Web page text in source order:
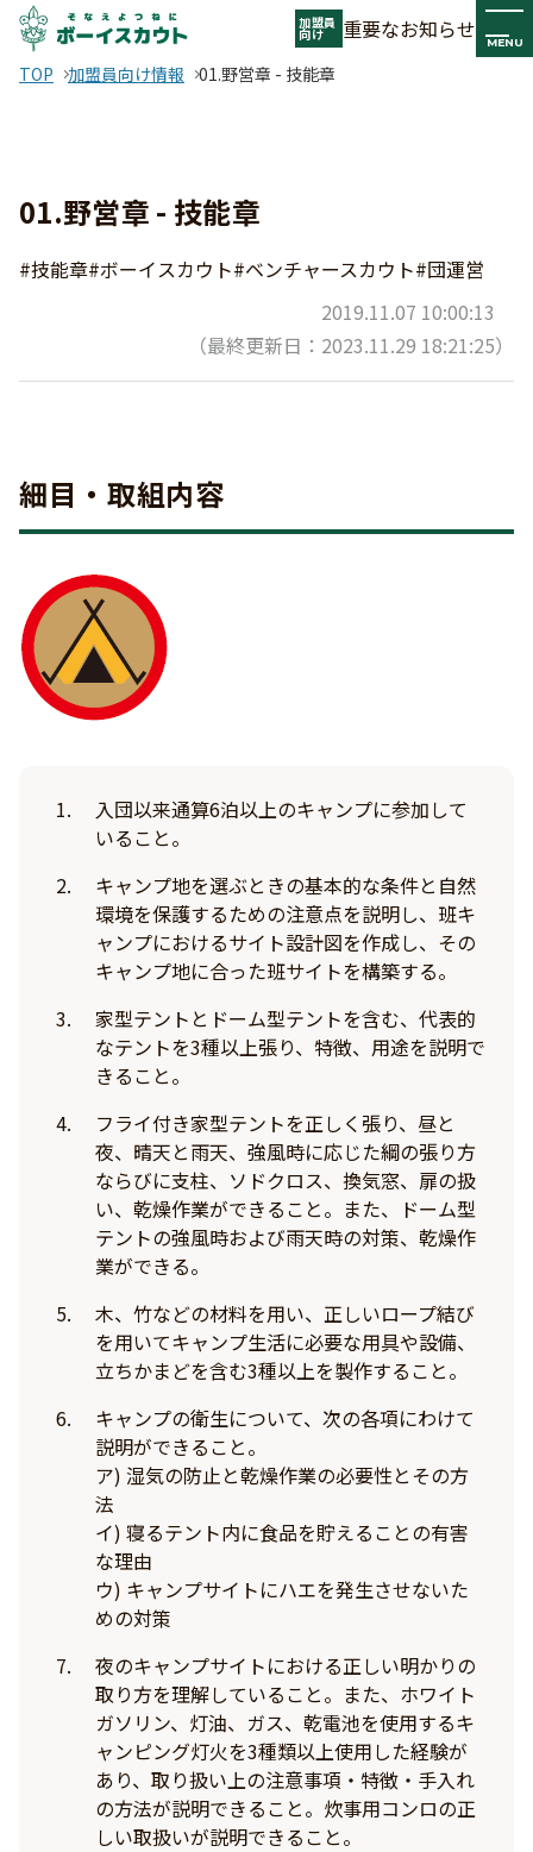
加盟員
向け 重要なお知らせ MENU
TOP 加盟員向け情報 01.野営章 - 技能章
01.野営章 - 技能章
#技能章#ボーイスカウト#ベンチャースカウト#団運営
2019.11.07 10:00:13
（最終更新日：2023.11.29 18:21:25）
細目・取組内容
入団以来通算6泊以上のキャンプに参加して
いること。
キャンプ地を選ぶときの基本的な条件と自然
環境を保護するための注意点を説明し、班キ
ャンプにおけるサイト設計図を作成し、その
キャンプ地に合った班サイトを構築する。
家型テントとドーム型テントを含む、代表的
なテントを3種以上張り、特徴、用途を説明で
きること。
フライ付き家型テントを正しく張り、昼と
夜、晴天と雨天、強風時に応じた綱の張り方
ならびに支柱、ソドクロス、換気窓、扉の扱
い、乾燥作業ができること。また、ドーム型
テントの強風時および雨天時の対策、乾燥作
業ができる。
木、竹などの材料を用い、正しいロープ結び
を用いてキャンプ生活に必要な用具や設備、
立ちかまどを含む3種以上を製作すること。
キャンプの衛生について、次の各項にわけて
説明ができること。
ア) 湿気の防止と乾燥作業の必要性とその方
法
イ) 寝るテント内に食品を貯えることの有害
な理由
ウ) キャンプサイトにハエを発生させないた
めの対策
夜のキャンプサイトにおける正しい明かりの
取り方を理解していること。また、ホワイト
ガソリン、灯油、ガス、乾電池を使用するキ
ャンピング灯火を3種類以上使用した経験が
あり、取り扱い上の注意事項・特徴・手入れ
の方法が説明できること。炊事用コンロの正
しい取扱いが説明できること。